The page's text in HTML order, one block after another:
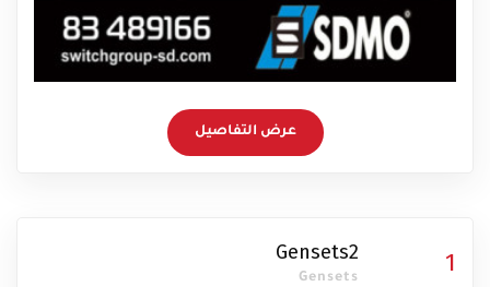
عرض التفاصيل
Gensets2
Gensets
1